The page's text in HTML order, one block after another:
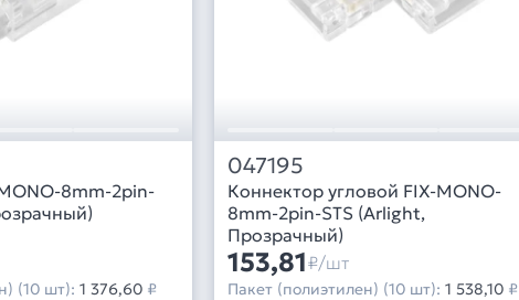
8mm-2pin-
(10 шт): 1 376,60 ₽
047195
Коннектор угловой FIX-MONO-
8mm-2pin-STS (Arlight,
Прозрачный)
153,81₽/шт
Пакет (полиэтилен) (10 шт): 1 538,10 ₽